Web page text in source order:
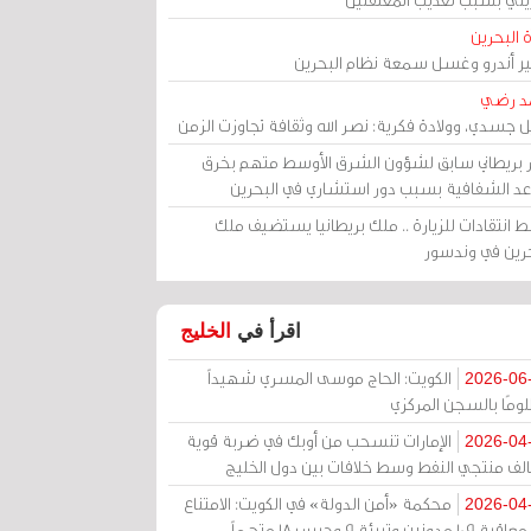
البحرين
أندرو وغسل سمعة نظام البحرين
رضي
جسدي، وولادة فكرية: نصر الله وثقافة تجاوزت الزمن
بريطاني سابق لشؤون الشرق الأوسط متهم بخرق
الشفافية بسبب دور استشاري في البحرين
انتقادات للزيارة .. ملك بريطانيا يستضيف ملك
في وندسور
اقرأ في الخليج
2026-
الكويت: الحاج موسى المسري شهيداً
بالسجن المركزي
2026-
الإمارات تنسحب من أوبك في ضربة قوية
منتجي النفط وسط خلافات بين دول الخليج
2026-
محكمة «أمن الدولة» في الكويت: الامتناع